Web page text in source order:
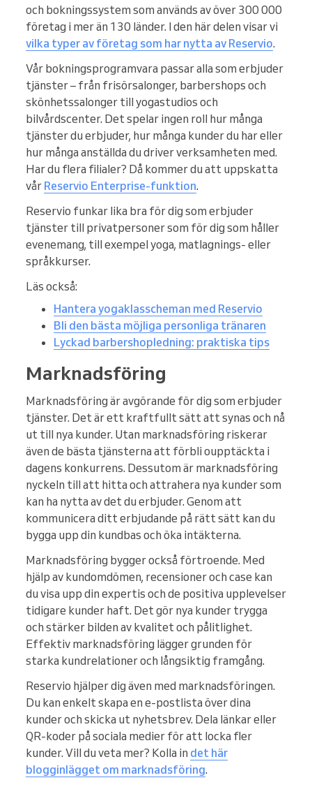
och bokningssystem som används av över 300 000
företag i mer än 130 länder. I den här delen visar vi
vilka typer av företag som har nytta av Reservio.
Vår bokningsprogramvara passar alla som erbjuder
tjänster – från frisörsalonger, barbershops och
skönhetssalonger till yogastudios och
bilvårdscenter. Det spelar ingen roll hur många
tjänster du erbjuder, hur många kunder du har eller
hur många anställda du driver verksamheten med.
Har du flera filialer? Då kommer du att uppskatta
vår Reservio Enterprise-funktion.
Reservio funkar lika bra för dig som erbjuder
tjänster till privatpersoner som för dig som håller
evenemang, till exempel yoga, matlagnings- eller
språkkurser.
Läs också:
Hantera yogaklasscheman med Reservio
Bli den bästa möjliga personliga tränaren
Lyckad barbershopledning: praktiska tips
Marknadsföring
Marknadsföring är avgörande för dig som erbjuder
tjänster. Det är ett kraftfullt sätt att synas och nå
ut till nya kunder. Utan marknadsföring riskerar
även de bästa tjänsterna att förbli oupptäckta i
dagens konkurrens. Dessutom är marknadsföring
nyckeln till att hitta och attrahera nya kunder som
kan ha nytta av det du erbjuder. Genom att
kommunicera ditt erbjudande på rätt sätt kan du
bygga upp din kundbas och öka intäkterna.
Marknadsföring bygger också förtroende. Med
hjälp av kundomdömen, recensioner och case kan
du visa upp din expertis och de positiva upplevelser
tidigare kunder haft. Det gör nya kunder trygga
och stärker bilden av kvalitet och pålitlighet.
Effektiv marknadsföring lägger grunden för
starka kundrelationer och långsiktig framgång.
Reservio hjälper dig även med marknadsföringen.
Du kan enkelt skapa en e-postlista över dina
kunder och skicka ut nyhetsbrev. Dela länkar eller
QR-koder på sociala medier för att locka fler
kunder. Vill du veta mer? Kolla in det här
blogginlägget om marknadsföring.